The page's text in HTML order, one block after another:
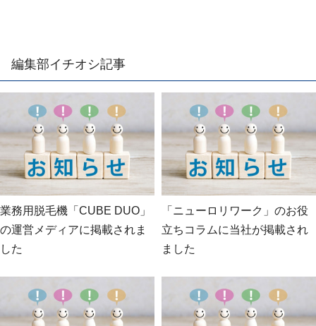
編集部イチオシ記事
業務用脱毛機「CUBE DUO」
の運営メディアに掲載されま
した
「ニューロリワーク」のお役
立ちコラムに当社が掲載され
ました